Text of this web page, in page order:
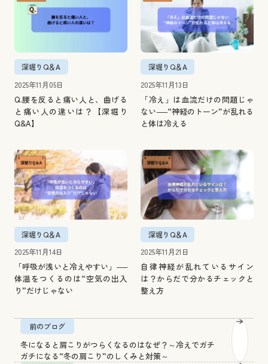
深堀りQ＆A
2025年11月05日
Q.腰を反ると痛い人と、曲げる
と痛い人の違いは？【深堀り
Q&A】
深堀りQ＆A
2025年11月13日
「冷え」は血流だけの問題じゃ
ない──“神経のトーン”が乱れる
と体は冷える
深堀りQ＆A
2025年11月14日
「呼吸が浅いと冷えやすい」──
体温をつくるのは“空気の出入
り”だけじゃない
深堀りQ＆A
2025年11月21日
自律神経が乱れているサイン
は？からだで分かるチェックと
整え方
前のブログ
冬になると肩こりがつらくなるのはなぜ？～冷えでガチ
ガチになる“冬の肩こり”のしくみと対策～